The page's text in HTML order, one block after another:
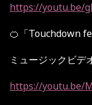
https://youtu.be/
🍊「Touchdown
ミュージックビデ
https://youtu.be/